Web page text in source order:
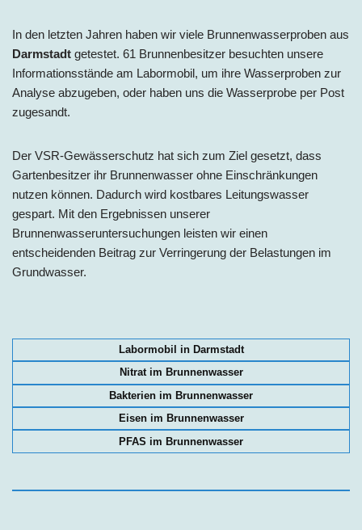
In den letzten Jahren haben wir viele Brunnenwasserproben aus
Darmstadt getestet. 61 Brunnenbesitzer besuchten unsere
Informationsstände am Labormobil, um ihre Wasserproben zur
Analyse abzugeben, oder haben uns die Wasserprobe per Post
zugesandt.
Der VSR-Gewässerschutz hat sich zum Ziel gesetzt, dass
Gartenbesitzer ihr Brunnenwasser ohne Einschränkungen
nutzen können. Dadurch wird kostbares Leitungswasser
gespart. Mit den Ergebnissen unserer
Brunnenwasseruntersuchungen leisten wir einen
entscheidenden Beitrag zur Verringerung der Belastungen im
Grundwasser.
Labormobil in Darmstadt
Nitrat im Brunnenwasser
Bakterien im Brunnenwasser
Eisen im Brunnenwasser
PFAS im Brunnenwasser